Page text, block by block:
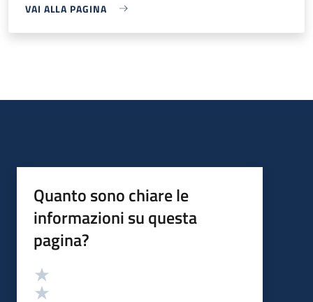
VAI ALLA PAGINA
Quanto sono chiare le
informazioni su questa
pagina?
Valutazione